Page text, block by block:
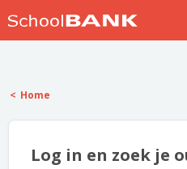
Home
Log in en zoek je